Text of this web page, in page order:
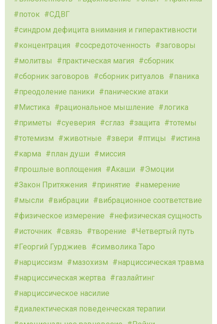
поток
СДВГ
синдром дефицита внимания и гиперактивности
концентрация
сосредоточенность
заговоры
молитвы
практическая магия
сборник
сборник заговоров
сборник ритуалов
паника
преодоление паники
панические атаки
Мистика
рациональное мышление
логика
приметы
суеверия сглаз защита
тотемы
тотемизм
животные звери птицы
истина
карма
план души
миссия
прошлые воплощения
Акаши
Эмоции
Закон Притяжения
принятие
намерение
мысли
вибрации
вибрационное соответствие
физическое измерение
нефизическая сущность
источник
связь творение
Четвертый путь
Георгий Гурджиев
символика Таро
нарциссизм
мазохизм
нарциссическая травма
нарциссическая жертва
газлайтинг
нарциссическое насилие
диалектическая поведенческая терапии